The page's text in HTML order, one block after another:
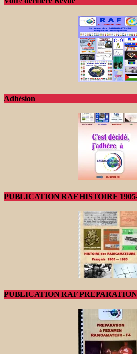
Adhésion
PUBLICATION RAF HISTOIRE
PUBLICATION RAF